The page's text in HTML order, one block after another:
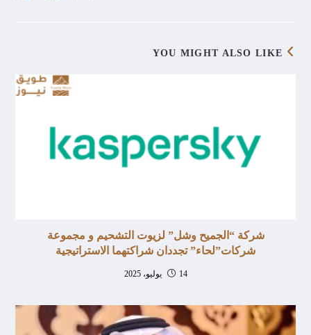
YOU MIGHT ALSO LIKE
شركة “الجميح وشل” لزيوت التشحيم و مجموعة
شركات”لحاء” تجددان شراكتهما الاستراتيجية
14 يوليو، 2025